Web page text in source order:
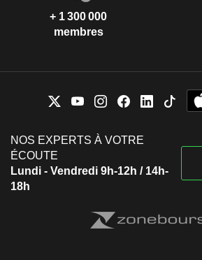
+ 1 300 000
membres
NOS EXPERTS À VOTRE
ÉCOUTE
Lundi - Vendredi 9h-12h / 14h-
18h